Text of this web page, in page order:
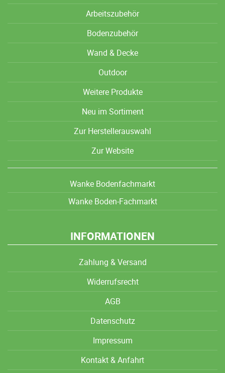
Arbeitszubehör
Bodenzubehör
Wand & Decke
Outdoor
Weitere Produkte
Neu im Sortiment
Zur Herstellerauswahl
Zur Website
Wanke Bodenfachmarkt
Wanke Boden-Fachmarkt
INFORMATIONEN
Zahlung & Versand
Widerrufsrecht
AGB
Datenschutz
Impressum
Kontakt & Anfahrt